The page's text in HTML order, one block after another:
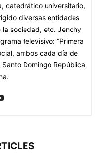
catedrático universitario,
diversas entidades
la sociedad, etc. Jenchy
televisivo: “Primera
ambos cada día de
Domingo República